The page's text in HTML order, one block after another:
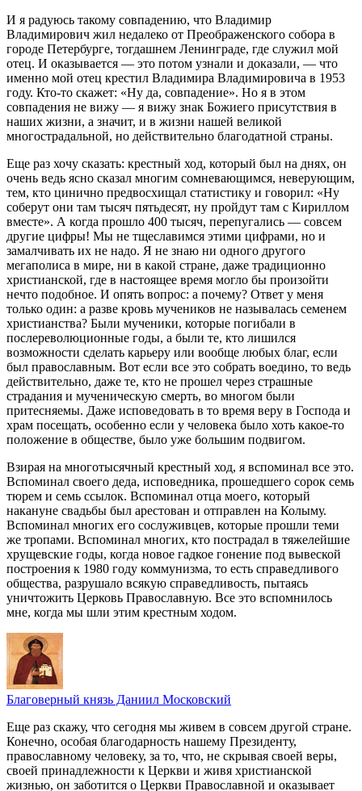
И я радуюсь такому совпадению, что Владимир
Владимирович жил недалеко от Преображенского собора в
городе Петербурге, тогдашнем Ленинграде, где служил мой
отец. И оказывается — это потом узнали и доказали, — что
именно мой отец крестил Владимира Владимировича в 1953
году. Кто-то скажет: «Ну да, совпадение». Но я в этом
совпадения не вижу — я вижу знак Божиего присутствия в
наших жизни, а значит, и в жизни нашей великой
многострадальной, но действительно благодатной страны.
Еще раз хочу сказать: крестный ход, который был на днях, он
очень ведь ясно сказал многим сомневающимся, неверующим,
тем, кто цинично предвосхищал статистику и говорил: «Ну
соберут они там тысяч пятьдесят, ну пройдут там с Кириллом
вместе». А когда прошло 400 тысяч, перепугались — совсем
другие цифры! Мы не тщеславимся этими цифрами, но и
замалчивать их не надо. Я не знаю ни одного другого
мегаполиса в мире, ни в какой стране, даже традиционно
христианской, где в настоящее время могло бы произойти
нечто подобное. И опять вопрос: а почему? Ответ у меня
только один: а разве кровь мучеников не называлась семенем
христианства? Были мученики, которые погибали в
послереволюционные годы, а были те, кто лишился
возможности сделать карьеру или вообще любых благ, если
был православным. Вот если все это собрать воедино, то ведь
действительно, даже те, кто не прошел через страшные
страдания и мученическую смерть, во многом были
притесняемы. Даже исповедовать в то время веру в Господа и
храм посещать, особенно если у человека было хоть какое-то
положение в обществе, было уже большим подвигом.
Взирая на многотысячный крестный ход, я вспоминал все это.
Вспоминал своего деда, исповедника, прошедшего сорок семь
тюрем и семь ссылок. Вспоминал отца моего, который
накануне свадьбы был арестован и отправлен на Колыму.
Вспоминал многих его сослуживцев, которые прошли теми
же тропами. Вспоминал многих, кто пострадал в тяжелейшие
хрущевские годы, когда новое гадкое гонение под вывеской
построения к 1980 году коммунизма, то есть справедливого
общества, разрушало всякую справедливость, пытаясь
уничтожить Церковь Православную. Все это вспомнилось
мне, когда мы шли этим крестным ходом.
Благоверный князь Даниил Московский
Еще раз скажу, что сегодня мы живем в совсем другой стране.
Конечно, особая благодарность нашему Президенту,
православному человеку, за то, что, не скрывая своей веры,
своей принадлежности к Церкви и живя христианской
жизнью, он заботится о Церкви Православной и оказывает